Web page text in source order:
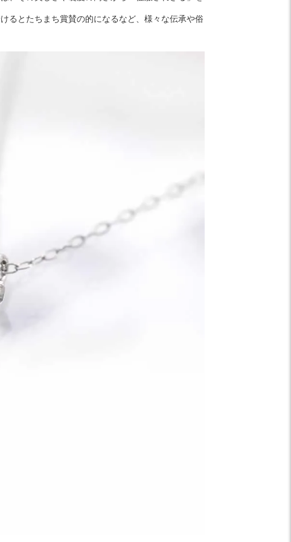
るとたちまち賞賛の的になるなど、様々な伝承や俗